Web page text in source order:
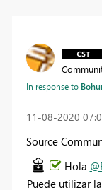
In response to
‎11-08-2020
Source
Hola
Puede utilizar